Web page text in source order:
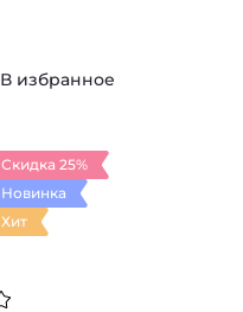
В избранное
Скидка 25%
Новинка
Хит